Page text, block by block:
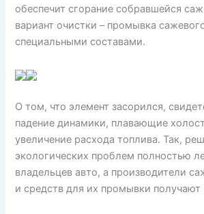
обеспечит сгорание собравшейся
вариант очистки – промывка
специальными составами.
О том, что элемент засорился,
падение динамики, плавающие
увеличение расхода топлива. Так,
экологических проблем полностью
владельцев авто, а производители
и средств для их промывки